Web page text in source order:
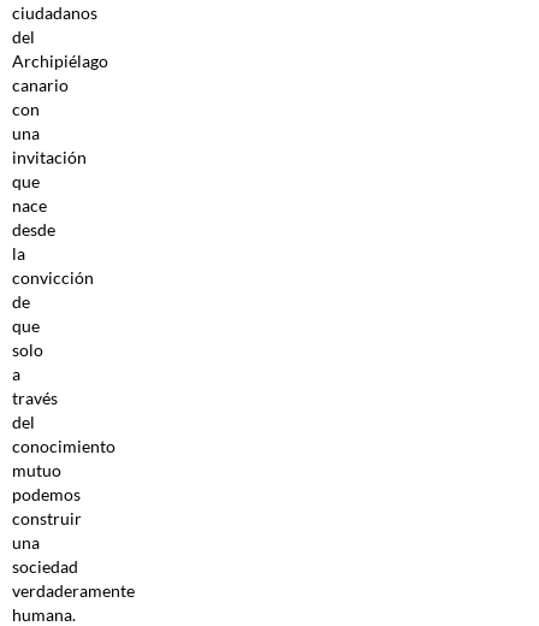
ciudadanos
del
Archipiélago
canario
con
una
invitación
que
nace
desde
la
convicción
de
que
solo
a
través
del
conocimiento
mutuo
podemos
construir
una
sociedad
verdaderamente
humana.